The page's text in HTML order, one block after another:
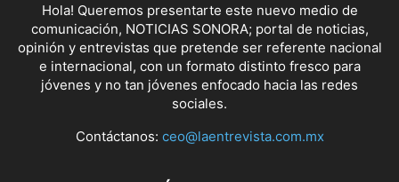
Hola! Queremos presentarte este nuevo medio de
comunicación, NOTICIAS SONORA; portal de noticias,
opinión y entrevistas que pretende ser referente nacional
e internacional, con un formato distinto fresco para
jóvenes y no tan jóvenes enfocado hacia las redes
sociales.
Contáctanos: ceo@laentrevista.com.mx